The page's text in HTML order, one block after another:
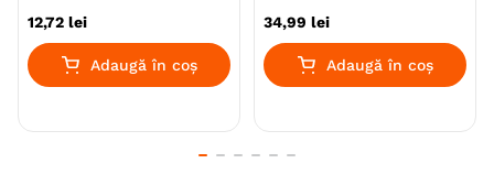
12,72 lei
Adaugă în coș
imunitar, sistem digestiv,
100g
34,99 lei
Adaugă în coș